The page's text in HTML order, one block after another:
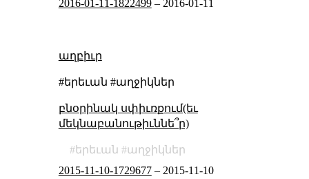
2016-01-11-1822499– 2016-01-11
աղբիւր
#երեւան #աղջիկներ
բնօրինակ սփիւռքում(եւ
մեկնաբանութիւննե՞ր)
երեւան
աղջիկներ
2015-11-10-1729677– 2015-11-10